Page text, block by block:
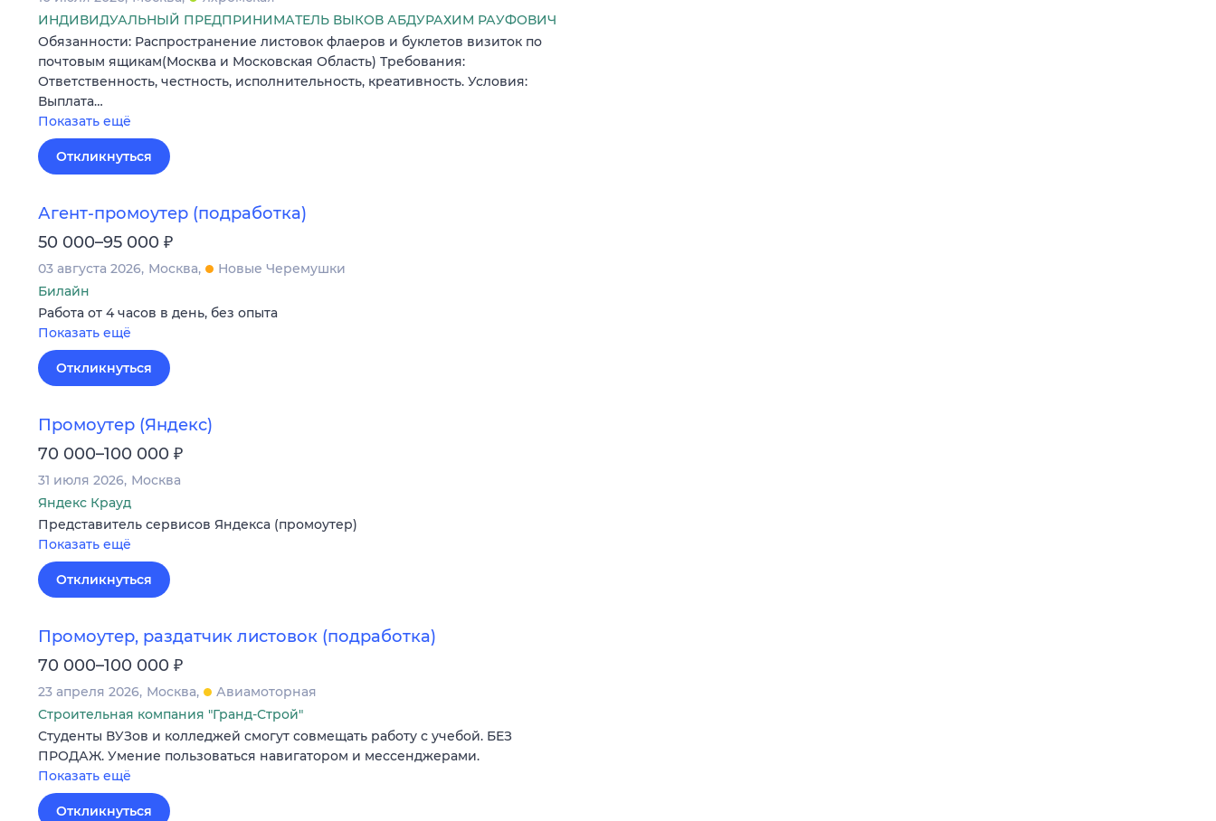
ИНДИВИДУАЛЬНЫЙ ПРЕДПРИНИМАТЕЛЬ ВЫКОВ АБДУРАХИМ РАУФОВИЧ
Обязанности: Распространение листовок флаеров и буклетов визиток по
почтовым ящикам(Москва и Московская Область) Требования:
Ответственность, честность, исполнительность, креативность. Условия:
Выплата…
Показать ещё
Откликнуться
Агент-промоутер (подработка)
50 000–95 000 ₽
03 августа 2026 Москва
Новые Черемушки
Билайн
Работа от 4 часов в день, без опыта
Показать ещё
Откликнуться
Промоутер (Яндекс)
70 000–100 000 ₽
31 июля 2026 Москва
Яндекс Крауд
Представитель сервисов Яндекса (промоутер)
Показать ещё
Откликнуться
Промоутер, раздатчик листовок (подработка)
70 000–100 000 ₽
23 апреля 2026 Москва
Авиамоторная
Строительная компания "Гранд-Строй"
Студенты ВУЗов и колледжей смогут совмещать работу с учебой. БЕЗ
ПРОДАЖ. Умение пользоваться навигатором и мессенджерами.
Показать ещё
Откликнуться